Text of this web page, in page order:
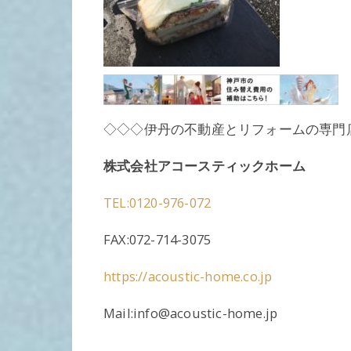
◇◇◇伊丹の不動産とリフォームの専
株式会社アコースティックホーム
TEL:0120-976-072
FAX:072-714-3075
https://acoustic-home.co.jp
Mail:info@acoustic-home.jp